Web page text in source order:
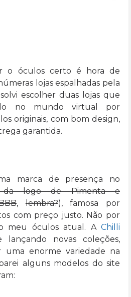
o óculos certo é hora de
lojas espalhadas pela
escolher duas lojas que
no mundo virtual por
originais, com bom design,
garantida.
marca de presença no
da logo de Pimenta e
,lembra?), famosa por
com preço justo. Não por
meu óculos atual. A Chilli
lançando novas coleções,
uma enorme variedade na
alguns modelos do site